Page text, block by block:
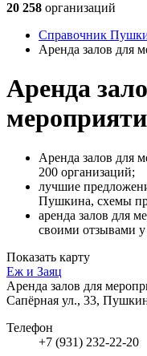
20 258 организаций
Справочник
Аренда залов для
Аренда
Аренда залов
200 организаций;
лучшие
Пушкина, схемы
аренда залов для
своими отзывами у
Показать карту
Еж и Заяц
Аренда залов для
Сапёрная ул., 33,
Телефон
+7 (931) 232-22-20